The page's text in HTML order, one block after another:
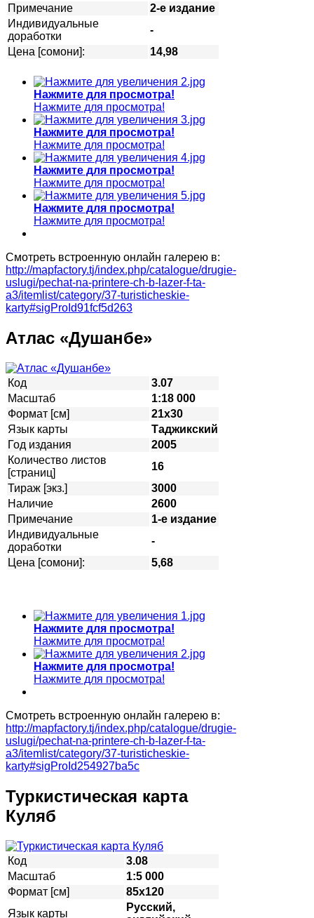
Примечание
2-е издание
Индивидуальные
доработки
-
Цена [сомони]:
14,98
Нажмите для просмотра!
Нажмите для просмотра!
Нажмите для просмотра!
Нажмите для просмотра!
Нажмите для просмотра!
Нажмите для просмотра!
Нажмите для просмотра!
Нажмите для просмотра!
Смотреть встроенную онлайн галерею в:
http://mapfactory.tj/index.php/catalogue/drugie-
uslugi/pechat-na-printere-ch-b-lazer-f-ta-
a3/itemlist/category/37-turisticheskie-
karty#sigProId91fcf5d263
Атлас «Душанбе»
Код
3.07
Масштаб
1:18 000
Формат [см]
21х30
Язык карты
Таджикский
Год издания
2005
Количество листов
[страниц]
16
Тираж [экз.]
3000
Наличие
2600
Примечание
1-е издание
Индивидуальные
доработки
-
Цена [сомони]:
5,68
Нажмите для просмотра!
Нажмите для просмотра!
Нажмите для просмотра!
Нажмите для просмотра!
Смотреть встроенную онлайн галерею в:
http://mapfactory.tj/index.php/catalogue/drugie-
uslugi/pechat-na-printere-ch-b-lazer-f-ta-
a3/itemlist/category/37-turisticheskie-
karty#sigProId254927ba5c
Туркистическая карта
Куляб
Код
3.08
Масштаб
1:5 000
Формат [см]
85х120
Язык карты
Русский,